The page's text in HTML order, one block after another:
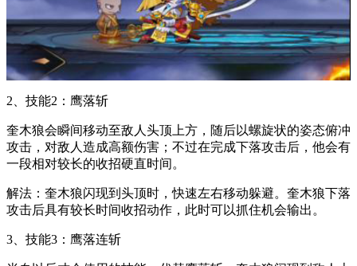
2、技能2：鹰落斩
奎木狼会瞬间移动至敌人头顶上方，随后以螺旋状的姿态俯冲
攻击，对敌人造成高额伤害；不过在完成下落攻击后，他会有
一段相对较长的收招硬直时间。
解法：奎木狼闪现到头顶时，快速左右移动躲避。奎木狼下落
攻击后具有较长时间收招动作，此时可以抓住机会输出。
3、技能3：鹰落连斩